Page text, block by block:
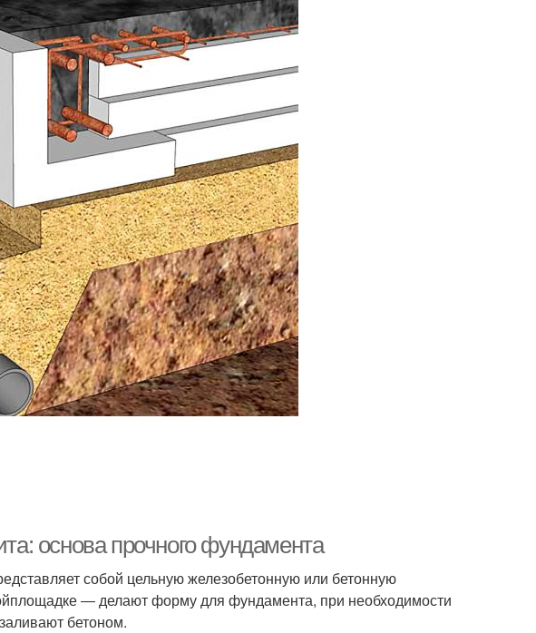
основа прочного фундамента
собой цельную железобетонную или бетонную
― делают форму для фундамента, при необходимости
бетоном.